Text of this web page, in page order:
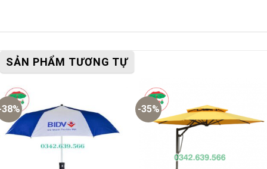
SẢN PHẨM TƯƠNG TỰ
-35%